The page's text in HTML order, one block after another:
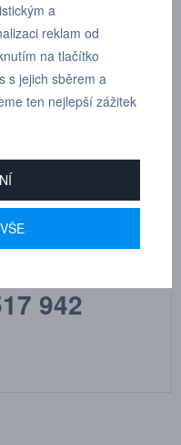
IQSVVT G 1/8”, D 4
942
a
reklam od
na tlačítko
s jejich sběrem a
ten nejlepší zážitek